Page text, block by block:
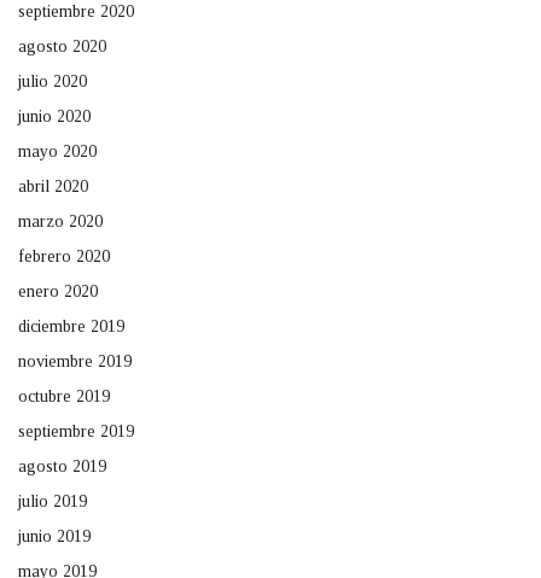
septiembre 2020
agosto 2020
julio 2020
junio 2020
mayo 2020
abril 2020
marzo 2020
febrero 2020
enero 2020
diciembre 2019
noviembre 2019
octubre 2019
septiembre 2019
agosto 2019
julio 2019
junio 2019
mayo 2019